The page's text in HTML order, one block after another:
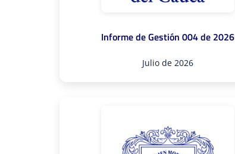
Informe de Gestión 004 de 2026
Julio de 2026